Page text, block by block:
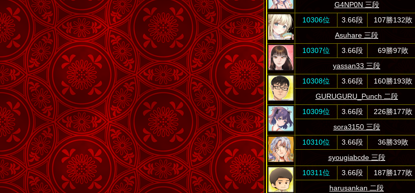
G4NP0N 三段
10306位
3.66段
107勝132敗
Asuhare 三段
10307位
3.66段
69勝97敗
yassan33 三段
10308位
3.66段
160勝193敗
GURUGURU_Punch 二段
10309位
3.66段
226勝177敗
sora3150 三段
10310位
3.66段
36勝39敗
syougiabcde 三段
10311位
3.66段
187勝177敗
harusankan 二段